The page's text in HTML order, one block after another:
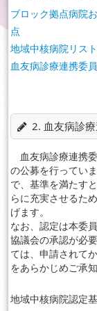
ブロック拠点病院
点
地域中核病院リス
血友病診療連携委
2. 血友病診
血友病診療連携
の公募を行ってい
で、基準を満たす
らに充実させるた
げます。
なお、認定は本委
協議会の承認が必
ては、申請されて
をあらかじめご承
地域中核病院認定